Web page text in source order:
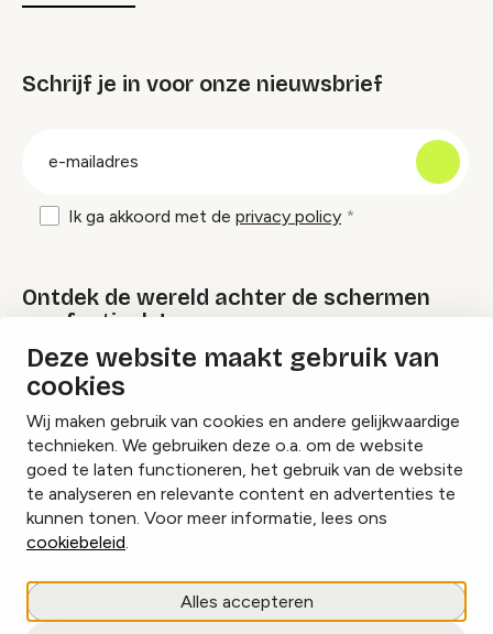
Deze website maakt gebruik van
cookies
Wij maken gebruik van cookies en andere gelijkwaardige
technieken. We gebruiken deze o.a. om de website
goed te laten functioneren, het gebruik van de website
te analyseren en relevante content en advertenties te
kunnen tonen. Voor meer informatie, lees ons
cookiebeleid.
Alles accepteren
Schrijf je in voor onze nieuwsbrief
Ik ga akkoord met de privacy policy
Ontdek de wereld achter de schermen
van festivals!
Lees onze Festival Specials
InstagramFacebookLinkedIn
Cookies beheren
Privacy policy